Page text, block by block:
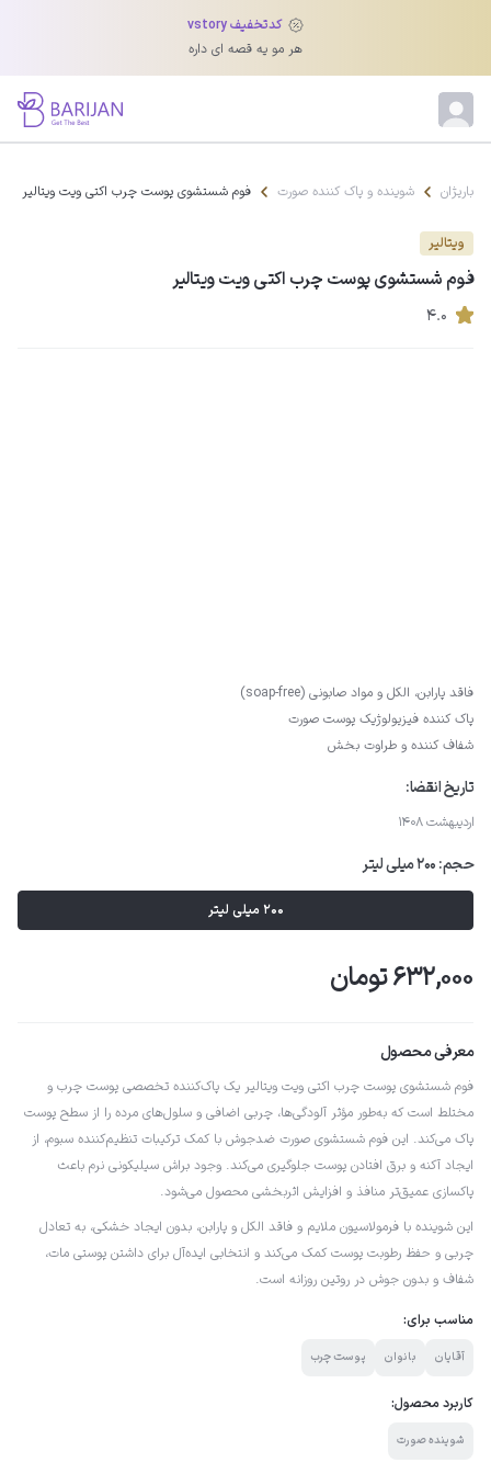
کدتخفیف vstory
هر مو یه قصه ای داره
باریژان شوینده و پاک کننده صورت فوم شستشوی پوست چرب اکتی ویت ویتالیر
ویتالیر
فوم شستشوی پوست چرب اکتی ویت ویتالیر
۴.۰
فاقد پارابن، الکل و مواد صابونی (soap-free)
پاک کننده فیزیولوژیک پوست صورت
شفاف کننده و طراوت بخش
تاریخ انقضا:
اردیبهشت 1408
حجم:200 میلی لیتر
200 میلی لیتر
632,000 تومان
معرفی محصول
فوم شستشوی پوست چرب اکتی ویت ویتالیر یک پاک‌کننده تخصصی پوست چرب و
مختلط است که به‌طور مؤثر آلودگی‌ها، چربی اضافی و سلول‌های مرده را از سطح پوست
پاک می‌کند. این فوم شستشوی صورت ضدجوش با کمک ترکیبات تنظیم‌کننده سبوم، از
ایجاد آکنه و برق افتادن پوست جلوگیری می‌کند. وجود براش سیلیکونی نرم باعث
پاکسازی عمیق‌تر منافذ و افزایش اثربخشی محصول می‌شود.
این شوینده با فرمولاسیون ملایم و فاقد الکل و پارابن، بدون ایجاد خشکی، به تعادل
چربی و حفظ رطوبت پوست کمک می‌کند و انتخابی ایده‌آل برای داشتن پوستی مات،
شفاف و بدون جوش در روتین روزانه است.
مناسب برای:
آقایان بانوان پوست چرب
کاربرد محصول:
شوینده صورت